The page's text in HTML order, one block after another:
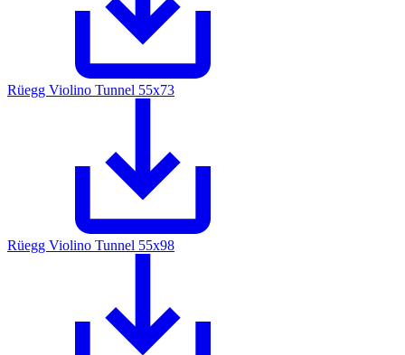
Rüegg Violino Tunnel 55x73
Rüegg Violino Tunnel 55x98